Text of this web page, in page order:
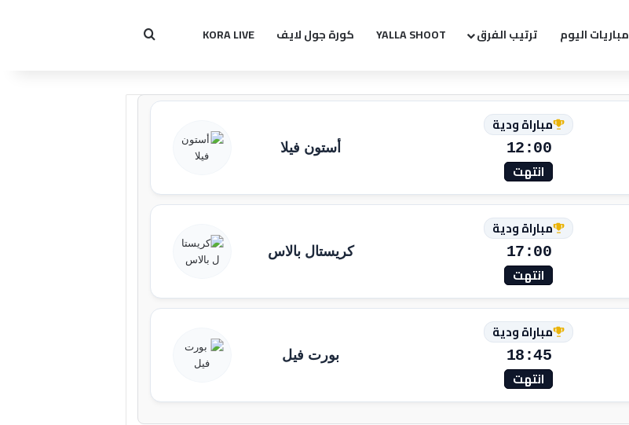
مباريات اليوم ترتيب الفرق YALLA SHOOT كورة جول لايف KORA LIVE بحث عن
مباراة ودية
12:00
انتهت
أستون فيلا
مباراة ودية
17:00
انتهت
كريستال بالاس
مباراة ودية
18:45
انتهت
بورت فيل